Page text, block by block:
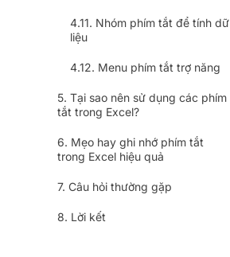
Nhóm phím tắt để tính dữ
liệu
Menu phím tắt trợ năng
Tại sao nên sử dụng các phím
tắt trong Excel?
Mẹo hay ghi nhớ phím tắt
trong Excel hiệu quả
Câu hỏi thường gặp
Lời kết